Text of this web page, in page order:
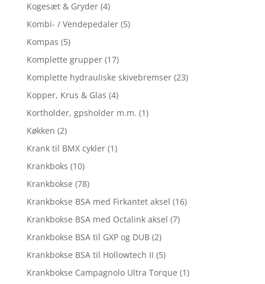
Kogesæt & Gryder (4)
Kombi- / Vendepedaler (5)
Kompas (5)
Komplette grupper (17)
Komplette hydrauliske skivebremser (23)
Kopper, Krus & Glas (4)
Kortholder, gpsholder m.m. (1)
Køkken (2)
Krank til BMX cykler (1)
Krankboks (10)
Krankbokse (78)
Krankbokse BSA med Firkantet aksel (16)
Krankbokse BSA med Octalink aksel (7)
Krankbokse BSA til GXP og DUB (2)
Krankbokse BSA til Hollowtech II (5)
Krankbokse Campagnolo Ultra Torque (1)